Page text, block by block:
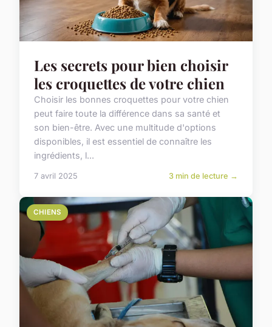
Les secrets pour bien choisir
les croquettes de votre chien
Choisir les bonnes croquettes pour votre chien
peut faire toute la différence dans sa santé et
son bien-être. Avec une multitude d'options
disponibles, il est essentiel de connaître les
ingrédients, l...
7 avril 2025 3 min de lecture →
CHIENS